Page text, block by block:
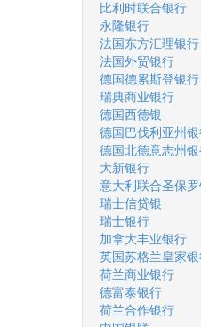
比利时联合银行
永隆银行
法国东方汇理银行
法国外贸银行
德国德累斯登银行
瑞典商业银行
德国西德银
德国巴伐利亚州
德国北德意志州
大新银行
意大利联合圣保
瑞士信贷银
瑞士银行
加拿大丰业银行
英国苏格兰皇家
荷兰商业银行
德富泰银行
荷兰合作银行